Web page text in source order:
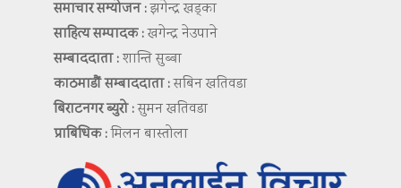
समाचार सम्योजन :झगेन्द्र खड्का
साहित्य सम्पादक :खगेन्द्र नेउपाने
सम्बाददाता :शान्ति सुब्बा
काठमाडौं सम्बाददाता :सबिन खतिवडा
बिराटनगर ब्युरो :सुमन खतिवडा
प्राबिधिक :मिलन बास्तोला